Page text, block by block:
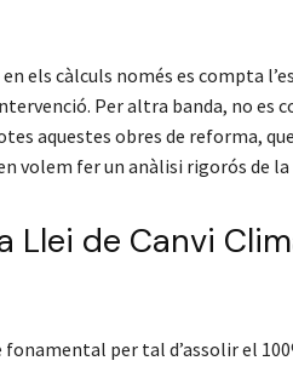
els càlculs només es compta
Per altra banda, no es
aquestes obres de reforma,
volem fer un anàlisi rigorós de
Llei de Canvi
fonamental per tal d’assolir el